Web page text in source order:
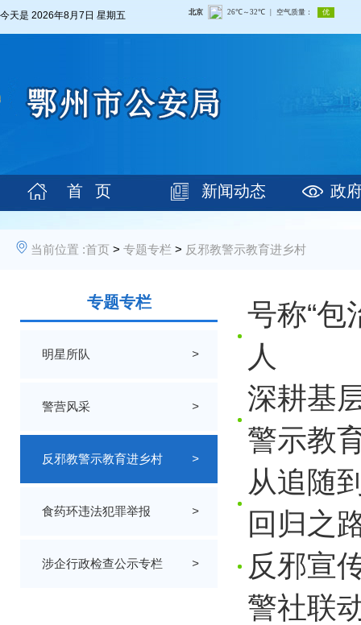
今天是 2026年8月7日 星期五
首 页 新闻动态 政
当前位置 :首页 > 专题专栏 > 反邪教警示教育进乡村
专题专栏
明星所队 >
警营风采 >
反邪教警示教育进乡村 >
食药环违法犯罪举报 >
涉企行政检查公示专栏 >
号称“包
人
深耕基
警示教
从追随
回归之
反邪宣
警社联